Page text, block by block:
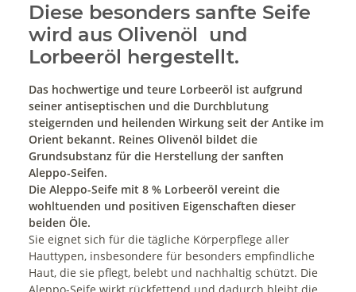
Diese besonders sanfte Seife
wird aus Olivenöl und
Lorbeeröl hergestellt.
Das hochwertige und teure Lorbeeröl ist aufgrund
seiner antiseptischen und die Durchblutung
steigernden und heilenden Wirkung seit der Antike im
Orient bekannt. Reines Olivenöl bildet die
Grundsubstanz für die Herstellung der sanften
Aleppo-Seifen.
Die Aleppo-Seife mit 8 % Lorbeeröl vereint die
wohltuenden und positiven Eigenschaften dieser
beiden Öle.
Sie eignet sich für die tägliche Körperpflege aller
Hauttypen, insbesondere für besonders empfindliche
Haut, die sie pflegt, belebt und nachhaltig schützt. Die